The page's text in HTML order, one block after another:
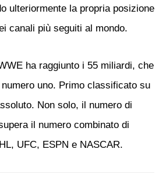
ulteriormente la propria posizione
canali più seguiti al mondo.
ha raggiunto i 55 miliardi, che
uno. Primo classificato su
Non solo, il numero di
il numero combinato di
UFC, ESPN e NASCAR.